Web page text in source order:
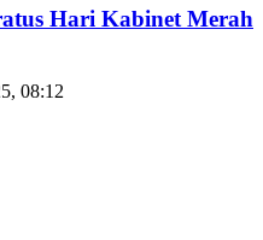
Hari Kabinet Merah
08:12